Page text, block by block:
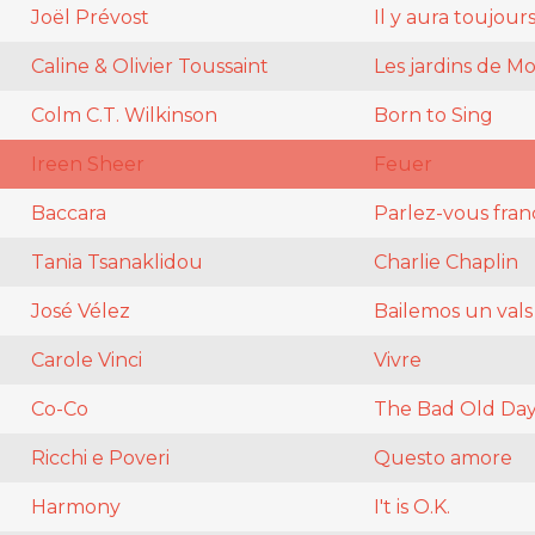
Joël Prévost Il y aura
Caline & Olivier Toussaint Les jardins de
Colm C.T. Wilkinson Born to Sing
Ireen Sheer Feuer
Baccara Parlez-vous
Tania Tsanaklidou Charlie Chaplin
José Vélez Bailemos un vals
Carole Vinci Vivre
Co-Co The Bad Old
Ricchi e Poveri Questo amore
Harmony I't is O.K.